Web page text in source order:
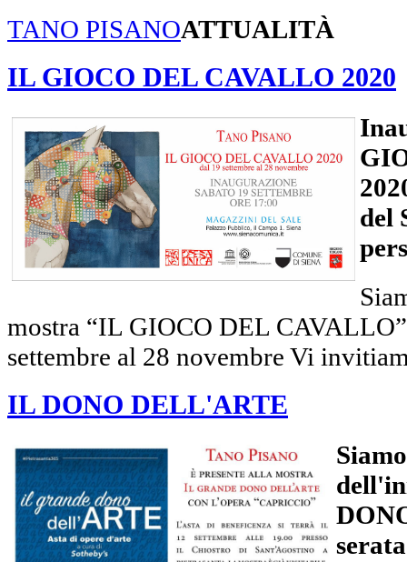
TANO PISANOATTUALITÀ
IL GIOCO DEL CAVALLO 2020
del
mostra “IL GIOCO DEL
settembre al 28 novembre Vi
IL DONO DELL'ARTE